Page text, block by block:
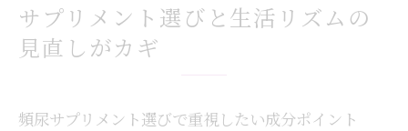
サプリメント選びと生活リズムの
見直しがカギ
頻尿サプリメント選びで重視したい成分ポイント